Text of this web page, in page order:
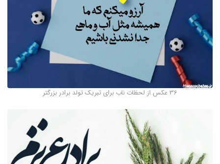
36 عکس از لحظات ناب برای تبریک تولد برادر بزرگتر